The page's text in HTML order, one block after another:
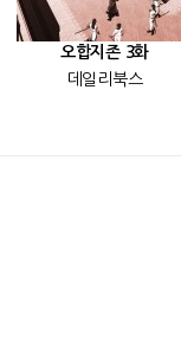
오합지존 3화
데일리북스